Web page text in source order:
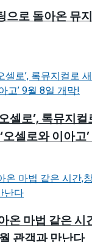
로 돌아온 뮤
셀로’, 록뮤지
오셀로와 이아고
온 마법 같은 시
관객과 만난다